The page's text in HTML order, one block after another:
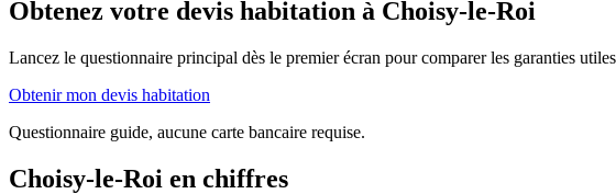
Obtenez votre devis habitation à Choisy-le-Roi
Lancez le questionnaire principal dès le premier écran pour comparer les garanties
Obtenir mon devis habitation
Questionnaire guide, aucune carte bancaire requise.
Choisy-le-Roi en chiffres